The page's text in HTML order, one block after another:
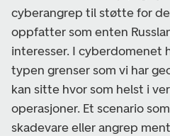
cyberangrep til støtte for
oppfatter som enten
interesser. I cyberdomenet
typen grenser som vi har
kan sitte hvor som helst i
operasjoner. Et scenario
skadevare eller angrep